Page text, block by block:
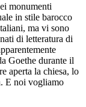
monumenti
in stile barocco
ma vi sono
di letteratura di
Goethe durante il
aperta la chiesa, lo
E noi vogliamo